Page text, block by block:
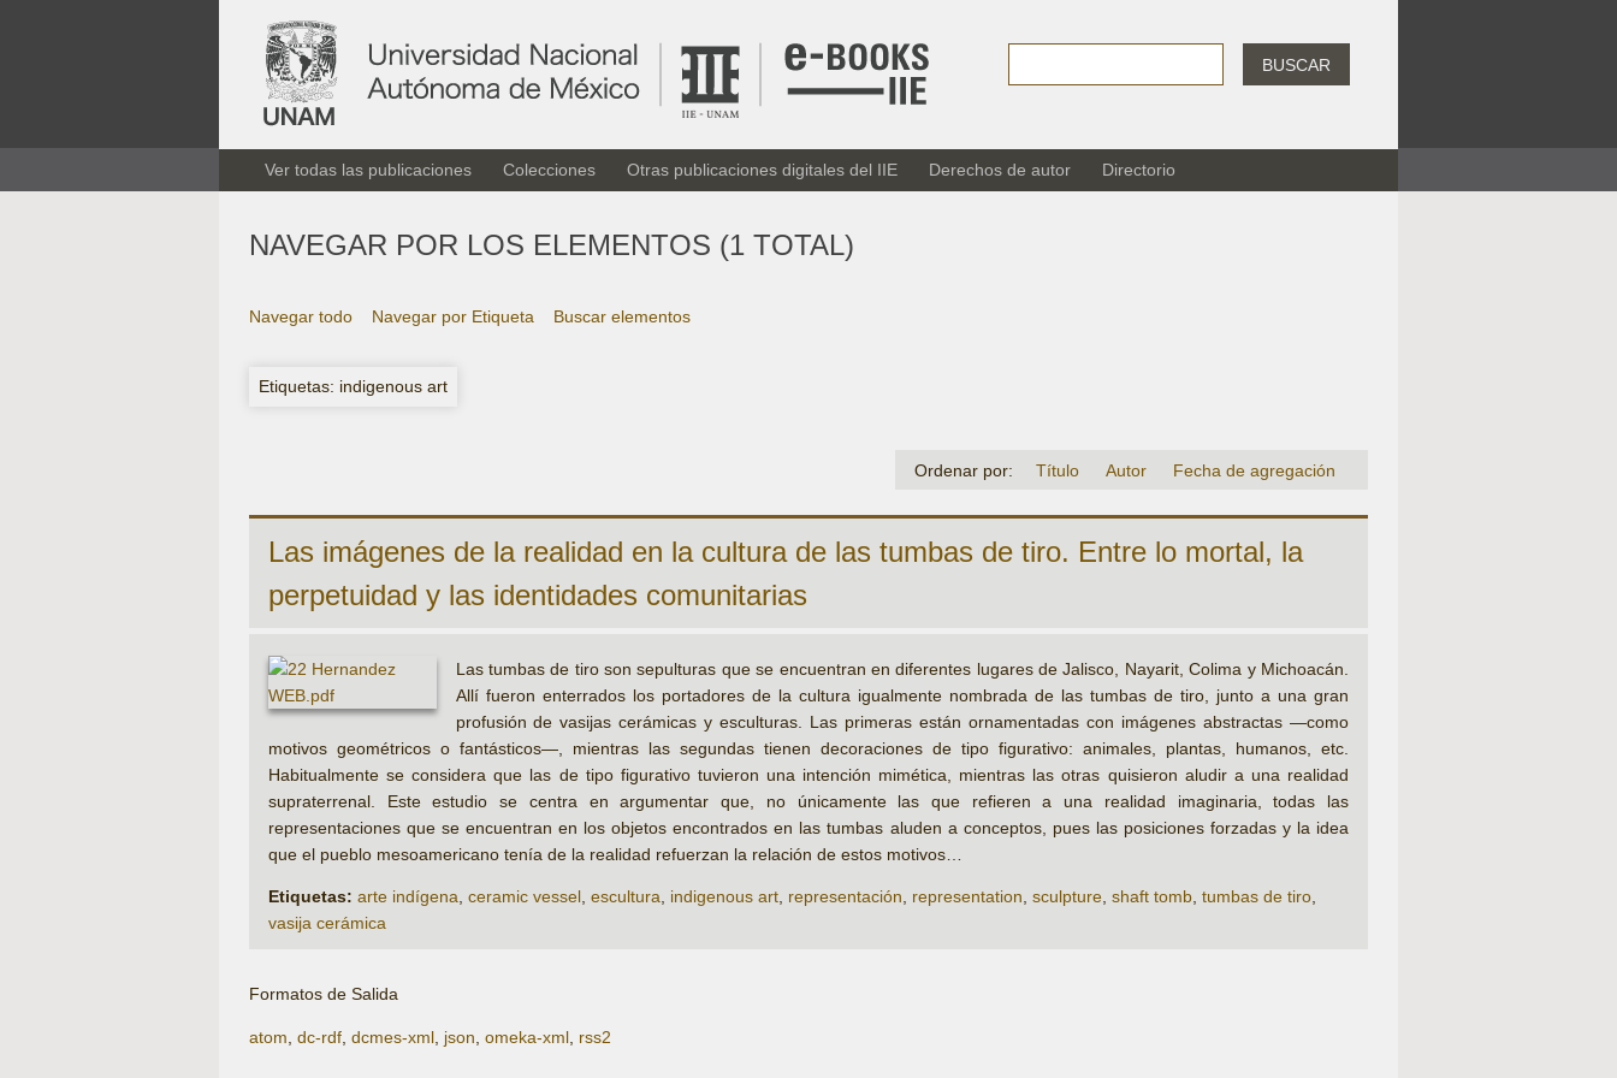
BUSCAR
Ver todas las publicaciones Colecciones Otras publicaciones digitales del IIE Derechos de autor Directorio
NAVEGAR POR LOS ELEMENTOS (1 TOTAL)
Navegar todo Navegar por Etiqueta Buscar elementos
Etiquetas: indigenous art
Ordenar por: Título Autor Fecha de agregación
Las imágenes de la realidad en la cultura de las tumbas de tiro. Entre lo mortal, la
perpetuidad y las identidades comunitarias
Las tumbas de tiro son sepulturas que se encuentran en diferentes lugares de Jalisco, Nayarit, Colima y Michoacán.
Allí fueron enterrados los portadores de la cultura igualmente nombrada de las tumbas de tiro, junto a una gran
profusión de vasijas cerámicas y esculturas. Las primeras están ornamentadas con imágenes abstractas —como
motivos geométricos o fantásticos—, mientras las segundas tienen decoraciones de tipo figurativo: animales, plantas, humanos, etc.
Habitualmente se considera que las de tipo figurativo tuvieron una intención mimética, mientras las otras quisieron aludir a una realidad
supraterrenal. Este estudio se centra en argumentar que, no únicamente las que refieren a una realidad imaginaria, todas las
representaciones que se encuentran en los objetos encontrados en las tumbas aluden a conceptos, pues las posiciones forzadas y la idea
que el pueblo mesoamericano tenía de la realidad refuerzan la relación de estos motivos…
Etiquetas: arte indígena, ceramic vessel, escultura, indigenous art, representación, representation, sculpture, shaft tomb, tumbas de tiro,
vasija cerámica
Formatos de Salida
atom dc-rdf dcmes-xml json omeka-xml rss2